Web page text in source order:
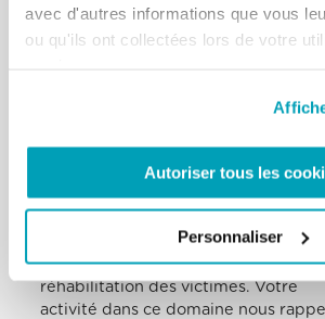
avec d'autres informations que vous
ou qu'ils ont collectées lors de votre
Autoriser tous les
Personnaliser
Evangelii Gaudium, 211), tandis que
de puissants intérêts économiques
qui touche particulièrement les
femmes et les enfants. Mais de
spéciale, je vous remercie pour
comme le montre votre
engagement en faveur du
réhabilitation des victimes. Votre
activité dans ce domaine nous